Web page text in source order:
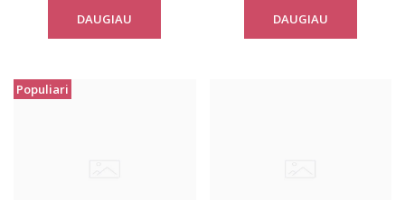
DAUGIAU DAUGIAU
Populiari